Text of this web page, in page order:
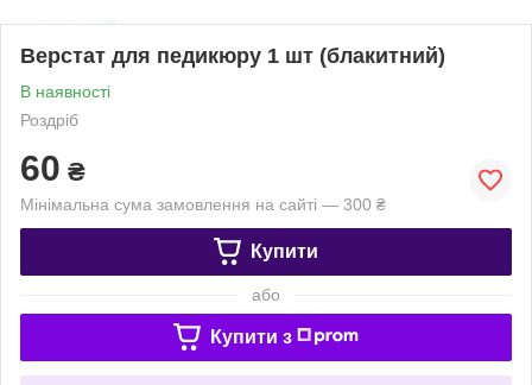
Верстат для педикюру 1 шт (блакитний)
В наявності
Роздріб
60 ₴
Мінімальна сума замовлення на сайті — 300 ₴
Купити
або
Купити з